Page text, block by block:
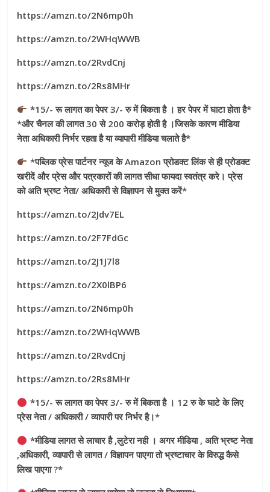
https://amzn.to/2N6mp0h
https://amzn.to/2WHqWWB
https://amzn.to/2RvdCnj
https://amzn.to/2Rs8MHr
*15/- रू लागत का पेपर 3/- रु में बिकता है । हर पेपर में घाटा होता है*
*और चैनल की लागत 30 से 200 करोड़ होती है ।जिसके कारण मीडिया
नेता अधिकारी निर्भर रहता है या व्यापारी मीडिया चलाते है*
*पब्लिक प्रेस पार्टनर न्यूज के Amazon प्रोडक्ट लिंक से ही प्रोडक्ट
खरीदें और प्रेस और पत्रकारों की लागत सीधा फायदा स्वतंत्र करे। प्रेस
को अति भ्रष्ट नेता/ अधिकारी से विज्ञापन से मुक्त करें*
https://amzn.to/2Jdv7EL
https://amzn.to/2F7FdGc
https://amzn.to/2J1J7l8
https://amzn.to/2X0lBP6
https://amzn.to/2N6mp0h
https://amzn.to/2WHqWWB
https://amzn.to/2RvdCnj
https://amzn.to/2Rs8MHr
*15/- रू लागत का पेपर 3/- रु में बिकता है । 12 रु के घाटे के लिए
प्रेस नेता / अधिकारी / व्यापारी पर निर्भर है।*
*मीडिया लागत से लाचार है ,लुटेरा नही । अगर मीडिया , अति भ्रष्ट नेता
,अधिकारी, व्यापारी से लागत / विज्ञापन पाएगा तो भ्रष्टाचार के विरुद्ध कैसे
लिख पाएगा ?*